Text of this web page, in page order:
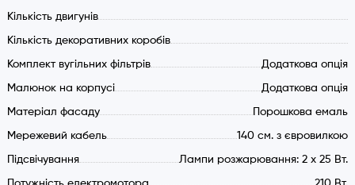
Кількість двигунів
Кількість декоративних коробів
Комплект вугільних фільтрів Додаткова опція
Малюнок на корпусі Додаткова опція
Матеріал фасаду Порошкова емаль
Мережевий кабель 140 см. з євровилкою
Підсвічування Лампи розжарювання: 2 х 25 Вт.